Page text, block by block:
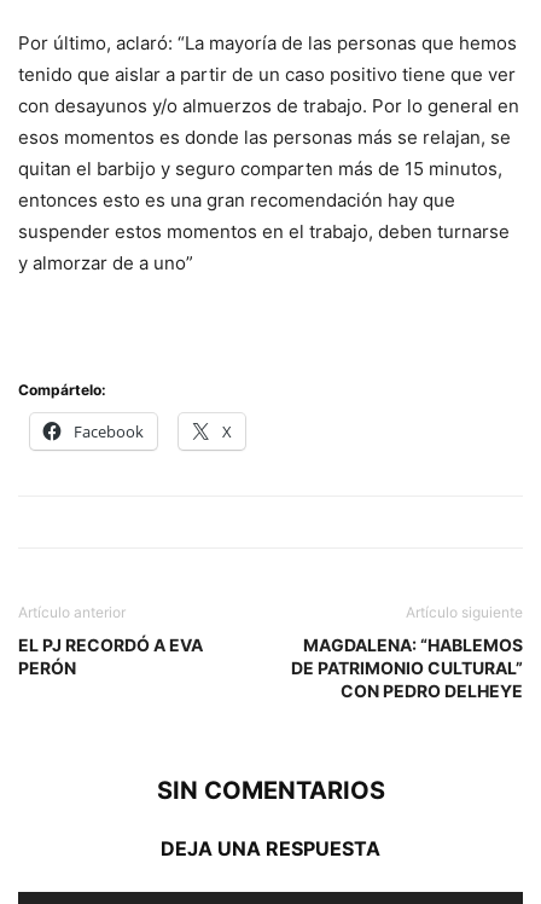
Por último, aclaró: “La mayoría de las personas que hemos
tenido que aislar a partir de un caso positivo tiene que ver
con desayunos y/o almuerzos de trabajo. Por lo general en
esos momentos es donde las personas más se relajan, se
quitan el barbijo y seguro comparten más de 15 minutos,
entonces esto es una gran recomendación hay que
suspender estos momentos en el trabajo, deben turnarse
y almorzar de a uno”
Compártelo:
Facebook X
Artículo anterior
EL PJ RECORDÓ A EVA
PERÓN
Artículo siguiente
MAGDALENA: “HABLEMOS
DE PATRIMONIO CULTURAL”
CON PEDRO DELHEYE
SIN COMENTARIOS
DEJA UNA RESPUESTA